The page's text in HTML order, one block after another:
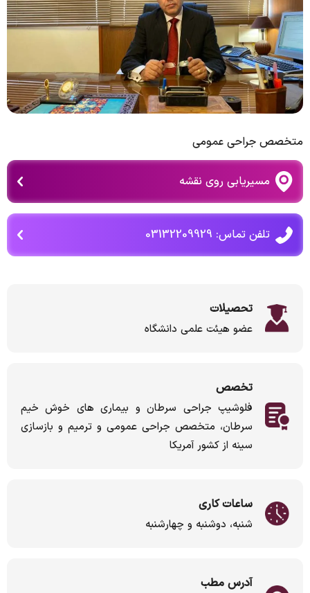
متخصص جراحی عمومی
مسیریابی روی نقشه
تلفن تماس: 03132209929
تحصیلات
عضو هیئت علمی دانشگاه
تخصص
فلوشیپ جراحی سرطان و بیماری های خوش خیم
سرطان، متخصص جراحی عمومی و ترمیم و بازسازی
سینه از کشور آمریکا
ساعات کاری
شنبه، دوشنبه و چهارشنبه
آدرس مطب